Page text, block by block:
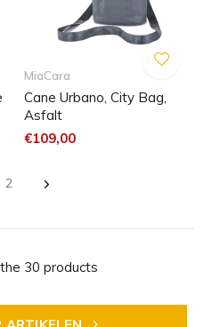
MiaCara
Cane Urbano, City Bag,
Asfalt
€109,00
2
30 products